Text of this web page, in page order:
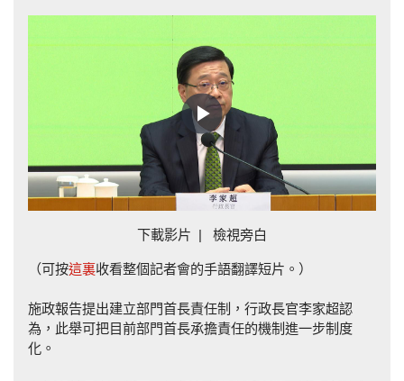
Play
Video
下載影片 | 檢視旁白
（可按這裏收看整個記者會的手語翻譯短片。）
施政報告提出建立部門首長責任制，行政長官李家超認
為，此舉可把目前部門首長承擔責任的機制進一步制度
化。